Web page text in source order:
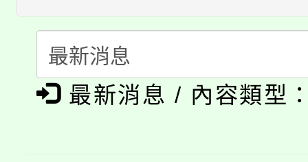
程
「本色祭」8/29、30在
場熱烈登場!
8/21下午1時於龍潭區
徵才活動。
YOUNG桃局內行報名
最新消息 / 內容類型